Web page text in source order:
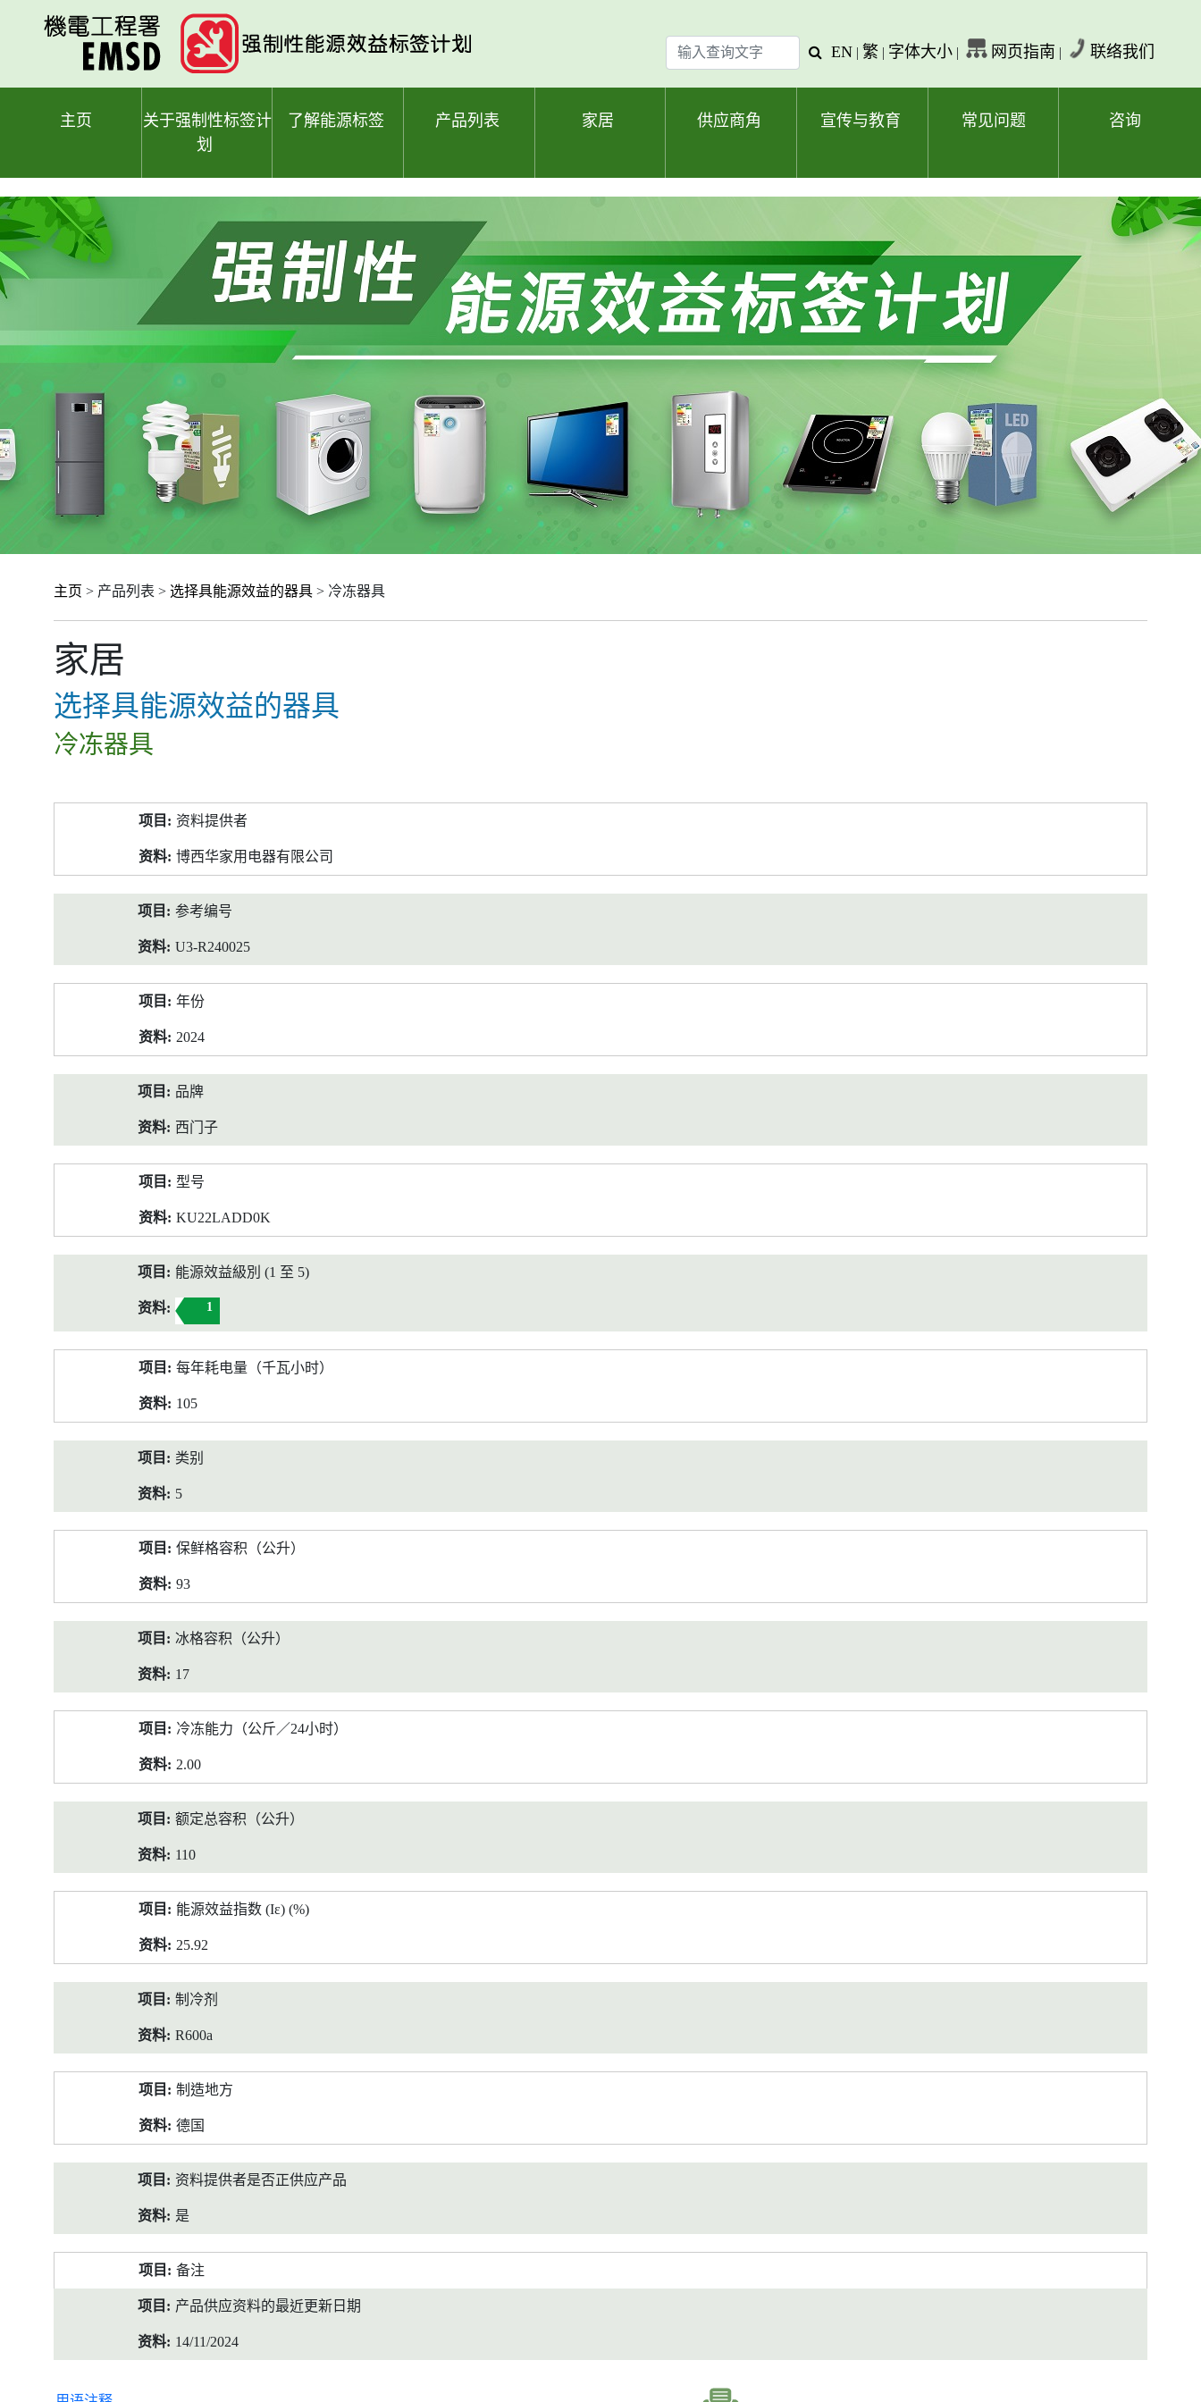
输
入
查
查
字
EN | 繁 | 字体大小 | 网页指南 | 联络我们
主页
关于强制性标签计
划
了解能源标签 产品列表 家居 供应商角 宣传与教育 常见问题 咨询
主页 > 产品列表 > 选择具能源效益的器具 > 冷冻器具
家居
选择具能源效益的器具
冷冻器具
料
资料提供者
博西华家用电器有限公司
参考编号
U3-R240025
年份
2024
品牌
西门子
型号
KU22LADD0K
能源效益級別 (1 至 5)
1
每年耗电量（千瓦小时）
105
类别
5
保鲜格容积（公升）
93
冰格容积（公升）
17
冷冻能力（公斤／24小时）
2.00
额定总容积（公升）
110
能源效益指数 (Iε) (%)
25.92
制冷剂
R600a
制造地方
德国
资料提供者是否正供应产品
是
备注
产品供应资料的最近更新日期
14/11/2024